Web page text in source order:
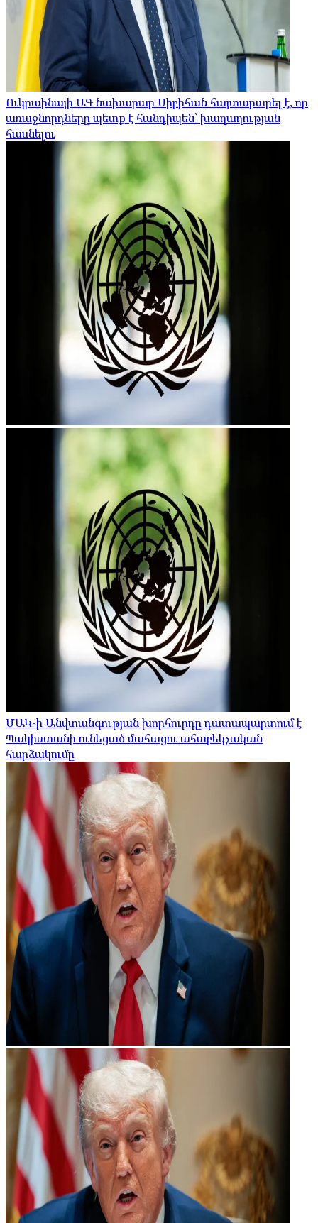
Ուկրաինայի ԱԳ նախարար Սիբիհան հայտարարել է, որ
առաջնորդները պետք է հանդիպեն՝ խաղաղության
հասնելու
ՄԱԿ-ի Անվտանգության խորհուրդը դատապարտում է
Պակիստանի ունեցած մահացու ահաբեկչական
հարձակումը